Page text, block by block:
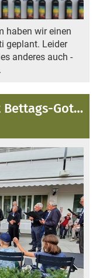
haben wir einen
geplant. Leider
anderes auch -
Männerchor begleitet Bettags-Gottesdienst